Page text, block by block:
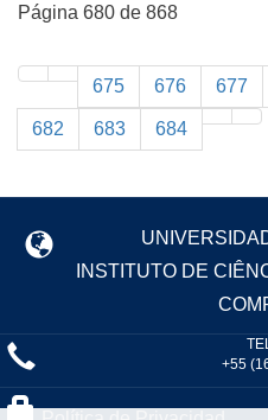
Página 680 de 868
675 676 677
682 683 684
INSTITUTO DE
+55